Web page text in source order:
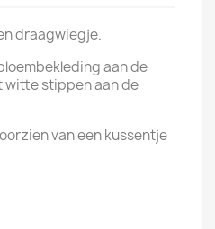
draagwiegje.
aan de
witte stippen aan de
van een kussentje